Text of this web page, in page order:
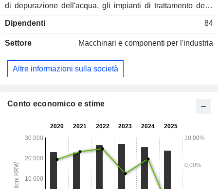
di depurazione dell'acqua, gli impianti di trattamento delle
commercializza i propri prodotti sia sul mercato nazionale
Dipendenti 84
Settore Macchinari e componenti per l'industria
Altre informazioni sulla società
Conto economico e stime